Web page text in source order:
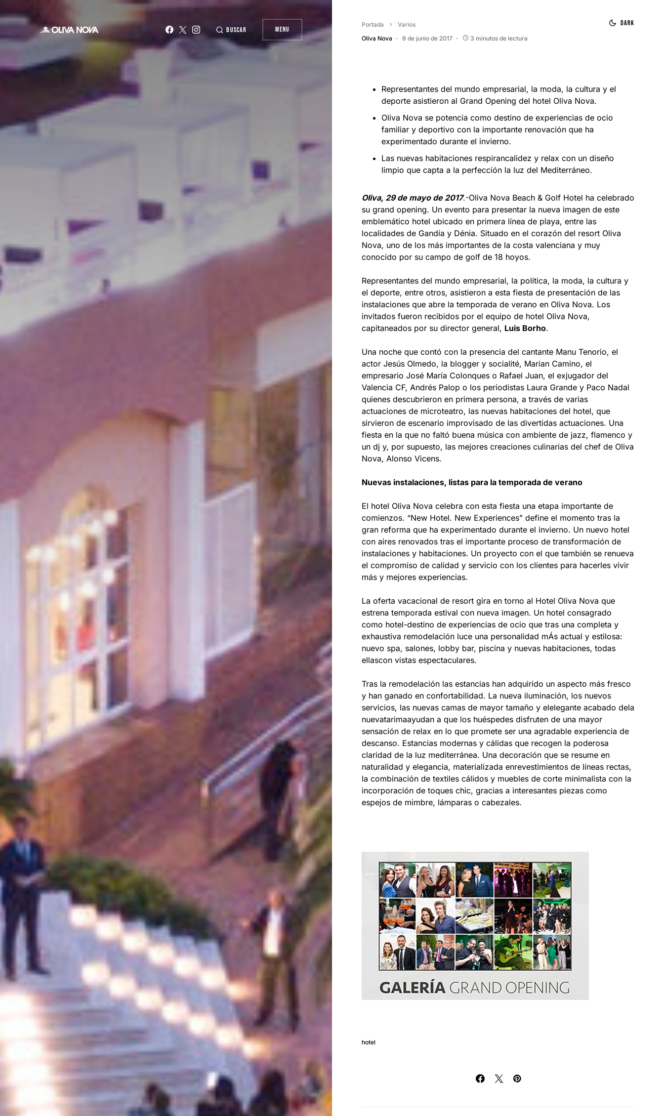
Buscar Menu
Portada
Varios
Oliva Nova
9 de junio de 2017 3 minutos de lectura
Dark
Representantes del mundo empresarial, la moda, la cultura y el
deporte asistieron al Grand Opening del hotel Oliva Nova.
Oliva Nova se potencia como destino de experiencias de ocio
familiar y deportivo con la importante renovación que ha
experimentado durante el invierno.
Las nuevas habitaciones respirancalidez y relax con un diseño
limpio que capta a la perfección la luz del Mediterráneo.
Oliva, 29 de mayo de 2017.-Oliva Nova Beach & Golf Hotel ha celebrado
su grand opening. Un evento para presentar la nueva imagen de este
emblemático hotel ubicado en primera línea de playa, entre las
localidades de Gandía y Dénia. Situado en el corazón del resort Oliva
Nova, uno de los más importantes de la costa valenciana y muy
conocido por su campo de golf de 18 hoyos.
Representantes del mundo empresarial, la política, la moda, la cultura y
el deporte, entre otros, asistieron a esta fiesta de presentación de las
instalaciones que abre la temporada de verano en Oliva Nova. Los
invitados fueron recibidos por el equipo de hotel Oliva Nova,
capitaneados por su director general, Luis Borho.
Una noche que contó con la presencia del cantante Manu Tenorio, el
actor Jesús Olmedo, la blogger y socialité, Marian Camino, el
empresario José María Colonques o Rafael Juan, el exjugador del
Valencia CF, Andrés Palop o los periodistas Laura Grande y Paco Nadal
quienes descubrieron en primera persona, a través de varias
actuaciones de microteatro, las nuevas habitaciones del hotel, que
sirvieron de escenario improvisado de las divertidas actuaciones. Una
fiesta en la que no faltó buena música con ambiente de jazz, flamenco y
un dj y, por supuesto, las mejores creaciones culinarias del chef de Oliva
Nova, Alonso Vicens.
Nuevas instalaciones, listas para la temporada de verano
El hotel Oliva Nova celebra con esta fiesta una etapa importante de
comienzos. “New Hotel. New Experiences” define el momento tras la
gran reforma que ha experimentado durante el invierno. Un nuevo hotel
con aires renovados tras el importante proceso de transformación de
instalaciones y habitaciones. Un proyecto con el que también se renueva
el compromiso de calidad y servicio con los clientes para hacerles vivir
más y mejores experiencias.
La oferta vacacional de resort gira en torno al Hotel Oliva Nova que
estrena temporada estival con nueva imagen. Un hotel consagrado
como hotel-destino de experiencias de ocio que tras una completa y
exhaustiva remodelación luce una personalidad mÁs actual y estilosa:
nuevo spa, salones, lobby bar, piscina y nuevas habitaciones, todas
ellascon vistas espectaculares.
Tras la remodelación las estancias han adquirido un aspecto más fresco
y han ganado en confortabilidad. La nueva iluminación, los nuevos
servicios, las nuevas camas de mayor tamaño y elelegante acabado dela
nuevatarimaayudan a que los huéspedes disfruten de una mayor
sensación de relax en lo que promete ser una agradable experiencia de
descanso. Estancias modernas y cálidas que recogen la poderosa
claridad de la luz mediterránea. Una decoración que se resume en
naturalidad y elegancia, materializada enrevestimientos de líneas rectas,
la combinación de textiles cálidos y muebles de corte minimalista con la
incorporación de toques chic, gracias a interesantes piezas como
espejos de mimbre, lámparas o cabezales.
hotel